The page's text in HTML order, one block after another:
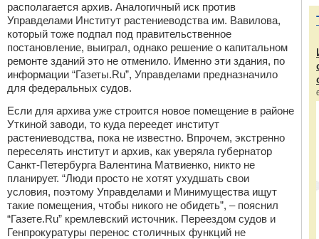
располагается архив. Аналогичный иск против
Управделами Институт растениеводства им. Вавилова,
который тоже подпал под правительственное
постановление, выиграл, однако решение о капитальном
ремонте зданий это не отменило. Именно эти здания, по
информации “Газеты.Ru”, Управделами предназначило
для федеральных судов.
Если для архива уже строится новое помещение в районе
Уткиной заводи, то куда переедет институт
растениеводства, пока не известно. Впрочем, экстренно
переселять институт и архив, как уверяла губернатор
Санкт-Петербурга Валентина Матвиенко, никто не
планирует. “Люди просто не хотят ухудшать свои
условия, поэтому Управделами и Минимущества ищут
такие помещения, чтобы никого не обидеть”, – пояснил
“Газете.Ru” кремлевский источник. Переездом судов и
Генпрокуратуры перенос столичных функций не